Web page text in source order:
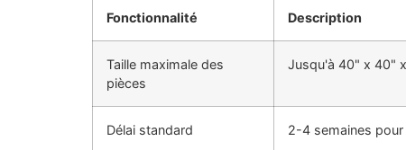
besoins de la fabrication sur mesure.
Fonctionnalité Description
Taille maximale des
pièces
Jusqu'à 40" x 40"
Délai standard 2-4 semaines